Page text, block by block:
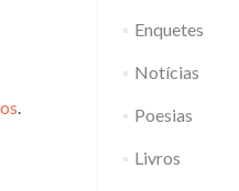
.
Enquetes
Notícias
Poesias
Livros